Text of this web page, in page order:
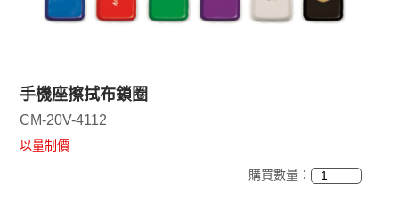
手機座擦拭布鎖圈
CM-20V-4112
以量制價
購買數量：